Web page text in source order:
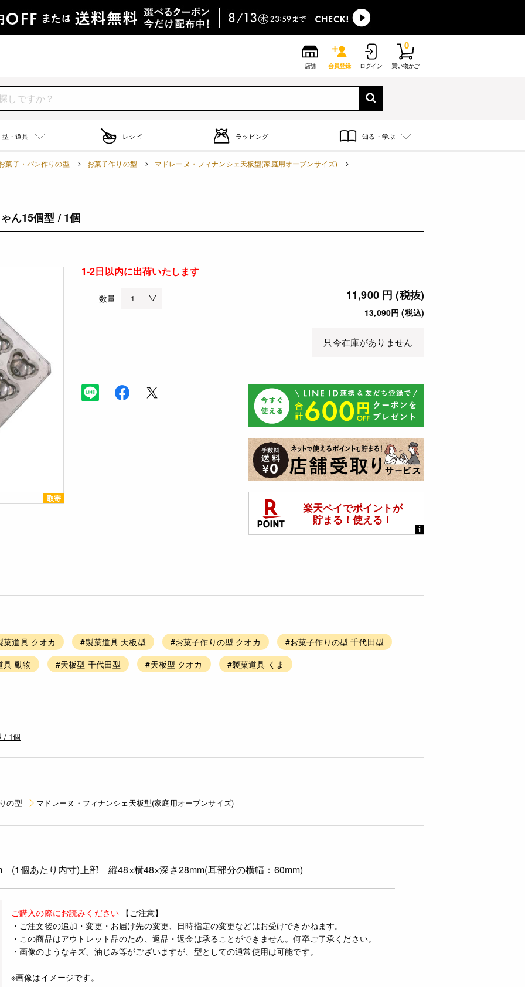
店舗 会員登録 ログイン 買い物かご
0
型・道具 レシピ ラッピング 知る・学ぶ
菓子・パン作りの型 お菓子作りの型
マドレーヌ・フィナンシェ天板型(家庭用オーブンサイズ)
ん15個型 / 1個
取寄
1-2日以内に出荷いたします
数量 11,900 円 (税抜)
13,090円 (税込)
只今在庫がありません
菓道具 クオカ #製菓道具 天板型 #お菓子作りの型 クオカ
#お菓子作りの型 千代田型
具 動物 #天板型 千代田型 #天板型 クオカ #製菓道具 くま
/ 1個
の型 マドレーヌ・フィナンシェ天板型(家庭用オーブンサイズ)
(1個あたり内寸)上部 縦48×横48×深さ28mm(耳部分の横幅：60mm)
ご購入の際にお読みください 【ご注意】
・ご注文後の追加・変更・お届け先の変更、日時指定の変更などはお受けできかねます。
・この商品はアウトレット品のため、返品・返金は承ることができません。何卒ご了承ください。
・画像のようなキズ、油じみ等がございますが、型としての通常使用は可能です。
※画像はイメージです。